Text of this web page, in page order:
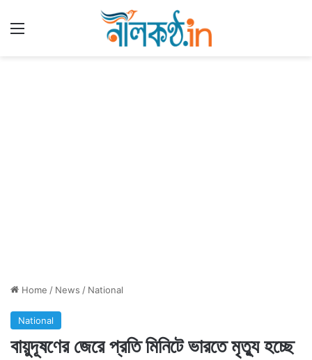
Home / News / National
National
বায়ুদূষণের জেরে প্রতি মিনিটে ভারতে মৃত্যু হচ্ছে